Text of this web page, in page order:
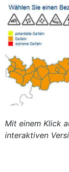
Mit einem Klick
interaktiven